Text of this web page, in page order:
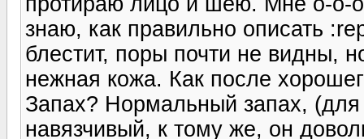
знаю, как правильно описать
блестит, поры почти не видны,
нежная кожа. Как после
Запах? Нормальный запах,
навязчивый, к тому же, он